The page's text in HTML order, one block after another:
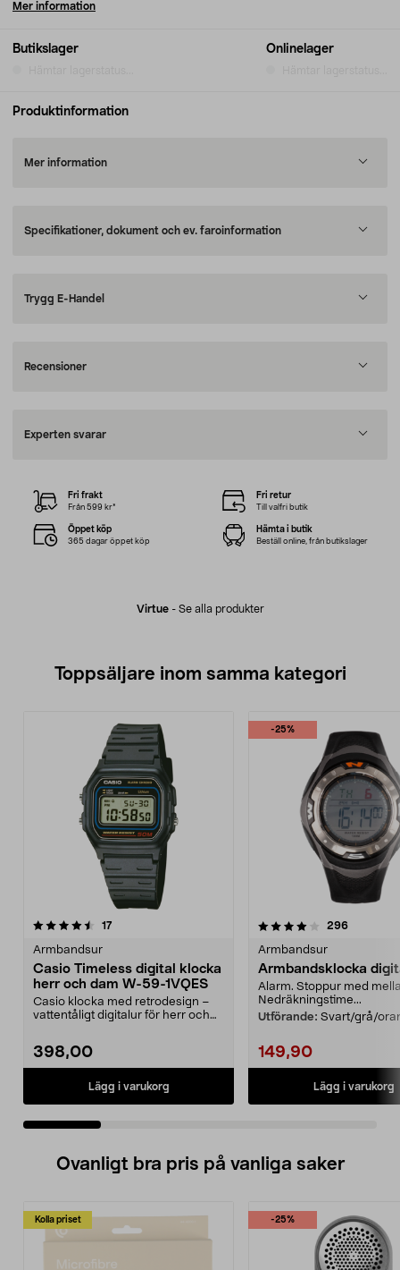
Butikslager Onlinelager
Mer information
Produktinformation
Mer information
Specifikationer, dokument och ev. faroinformation
Trygg E-Handel
Recensioner
Experten svarar
Virtue- Se alla produkter
Fri frakt
Från 599 kr*
Fri retur
Till valfri butik
Öppet köp
365 dagar öppet köp
Hämta i butik
Beställ online, från butikslager
Toppsäljare inom samma kategori
17recensioner
Armbandsur
Casio Timeless digital klocka
herr och dam W-59-1VQES
Casio klocka med retrodesign –
vattentåligt digitalur för herr och
398,00
Lägg i varukorg
-25%
4.0 av 5 stjärnor 296
Armbandsur
Armbandsklocka
Alarm. Stoppur med
Nedräkningstime...
Utförande: Svart/grå/
149,90
Lägg i varukorg
4.0 av 5 stjärnor
Ovanligt bra pris på vanliga saker
Kolla priset -25%